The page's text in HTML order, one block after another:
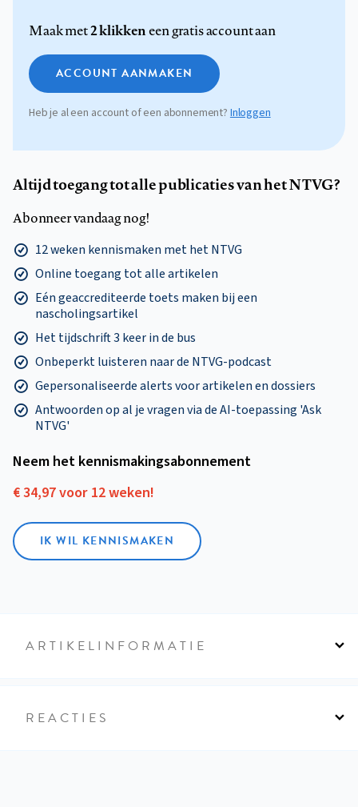
Maak met2 klikkeneen gratis account aan
ACCOUNT AANMAKEN
Heb je al een account of een abonnement? Inloggen
Altijd toegang tot alle publicaties van het NTVG?
Abonneer vandaag nog!
12 weken kennismaken met het NTVG
Online toegang tot alle artikelen
Eén geaccrediteerde toets maken bij een
nascholingsartikel
Het tijdschrift 3 keer in de bus
Onbeperkt luisteren naar de NTVG-podcast
Gepersonaliseerde alerts voor artikelen en dossiers
Antwoorden op al je vragen via de AI-toepassing 'Ask
NTVG'
Neem het kennismakings­abonnement
€ 34,97 voor 12 weken!
IK WIL KENNISMAKEN
ARTIKELINFORMATIE
REACTIES